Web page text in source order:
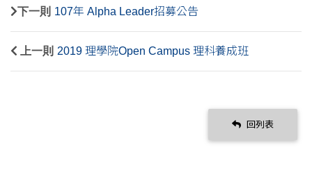
下一則 107年 Alpha Leader招募公告
上一則 2019 理學院Open Campus 理科養成班
回列表